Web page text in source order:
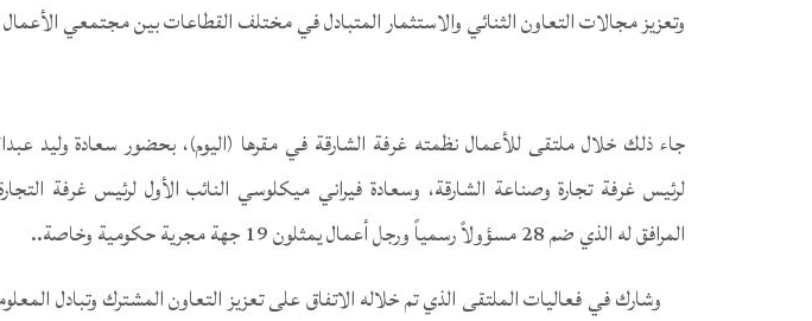
وتعزيز مجالات التعاون الثنائي والاستثمار المتبادل في مختلف القطاعات بين مجتمعي الأعمال
جاء ذلك خلال ملتقى للأعمال نظمته غرفة الشارقة في مقرها (اليوم)، بحضور سعادة وليد
لرئيس غرفة تجارة وصناعة الشارقة، وسعادة فيراني ميكلوسي النائب الأول لرئيس غرفة
المرافق له الذي ضم 28 مسؤولاً رسمياً ورجل أعمال يمثلون 19 جهة مجرية حكومية وخاصة..
وشارك في فعاليات الملتقى الذي تم خلاله الاتفاق على تعزيز التعاون المشترك وتبادل